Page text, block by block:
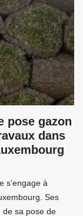
pose gazon
dans
s’engage à
Ses
de sa pose de